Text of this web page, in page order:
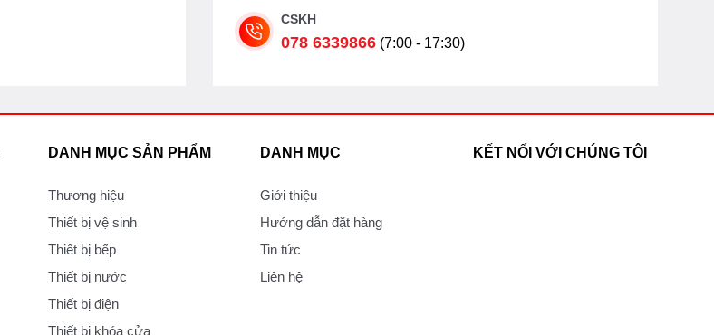
CSKH
078 6339866 (7:00 - 17:30)
DANH MỤC SẢN PHẨM
Thương hiệu
Thiết bị vệ sinh
Thiết bị bếp
Thiết bị nước
Thiết bị điện
Thiết bị khóa cửa
DANH MỤC
Giới thiệu
Hướng dẫn đặt hàng
Tin tức
Liên hệ
KẾT NỐI VỚI CHÚNG TÔI